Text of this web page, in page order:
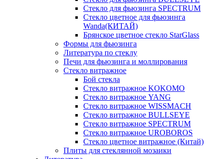
Стекло для фьюзинга SPECTRUM
Стекло цветное для фьюзинга
Wanda(КИТАЙ)
Брянское цветное стекло StarGlass
Формы для фьюзинга
Литература по стеклу
Печи для фьюзинга и моллирования
Стекло витражное
Бой стекла
Стекло витражное KOKOMO
Стекло витражное YANG
Стекло витражное WISSMACH
Стекло витражное BULLSEYE
Стекло витражное SPECTRUM
Стекло витражное UROBOROS
Стекло цветное витражное (Китай)
Плиты для стеклянной мозаики